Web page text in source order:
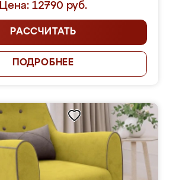
Цена: 12790 руб.
РАССЧИТАТЬ
ПОДРОБНЕЕ